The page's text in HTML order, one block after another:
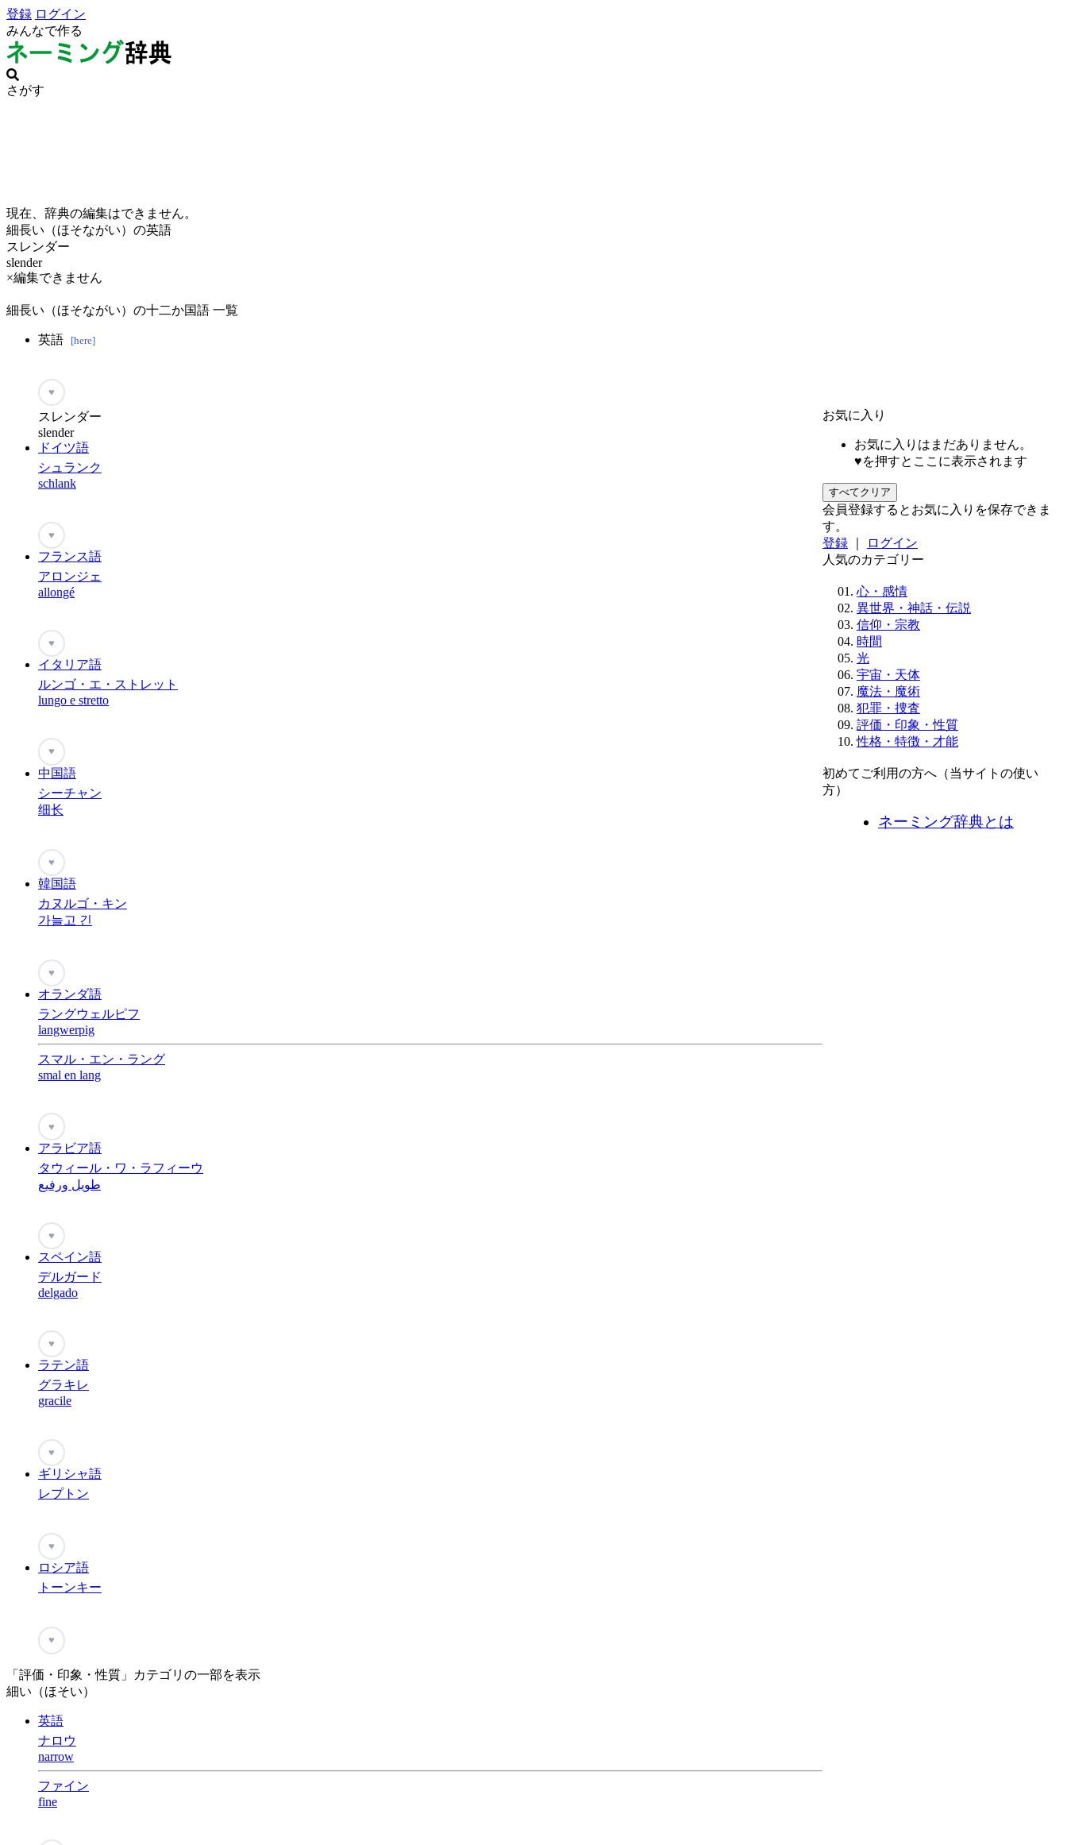
登録 ログイン
みんなで作る
さがす
現在、辞典の編集はできません。
細長い（ほそながい）の英語
スレンダー
slender
×編集できません
細長い（ほそながい）の十二か国語 一覧
英語 [here]
♥
スレンダー
slender
ドイツ語
シュランク
schlank
♥
フランス語
アロンジェ
allongé
♥
イタリア語
ルンゴ・エ・ストレット
lungo e stretto
♥
中国語
シーチャン
细长
♥
韓国語
カヌルゴ・キン
가늘고 긴
♥
オランダ語
ラングウェルピフ
langwerpig
スマル・エン・ラング
smal en lang
♥
アラビア語
タウィール・ワ・ラフィーウ
طويل ورفيع
♥
スペイン語
デルガード
delgado
♥
ラテン語
グラキレ
gracile
♥
ギリシャ語
レプトン
♥
ロシア語
トーンキー
♥
「評価・印象・性質」カテゴリの一部を表示
細い（ほそい）
英語
ナロウ
narrow
ファイン
fine
お気に入り
お気に入りはまだありません。
♥を押すとここに表示されます
すべてクリア
会員登録するとお気に入りを保存できま
す。
登録
ログイン
人気のカテゴリー
心・感情
異世界・神話・伝説
信仰・宗教
時間
光
宇宙・天体
魔法・魔術
犯罪・捜査
評価・印象・性質
性格・特徴・才能
初めてご利用の方へ（当サイトの使い
方）
ネーミング辞典とは